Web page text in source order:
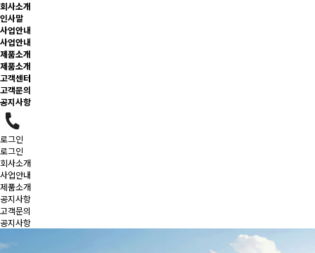
회사소개
인사말
사업안내
사업안내
제품소개
제품소개
고객센터
고객문의
공지사항
로그인
로그인
회사소개
사업안내
제품소개
공지사항
고객문의
공지사항